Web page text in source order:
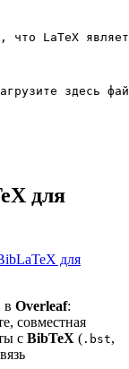
что LaTeX
здесь
для
для
в Overleaf:
совместная
с BibTeX ( .bst,